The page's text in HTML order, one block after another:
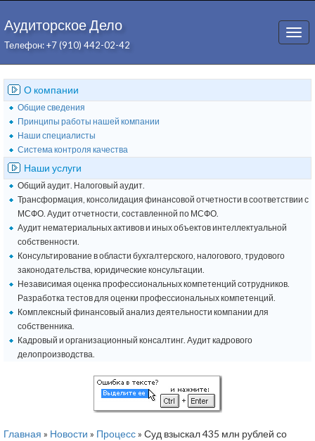
Аудиторское Дело
Телефон: +7 (910) 442-02-42
О компании
Общие сведения
Принципы работы нашей компании
Наши специалисты
Система контроля качества
Наши услуги
Общий аудит. Налоговый аудит.
Трансформация, консолидация финансовой отчетности в соответствии с
МСФО. Аудит отчетности, составленной по МСФО.
Аудит нематериальных активов и иных объектов интеллектуальной
собственности.
Консультирование в области бухгалтерского, налогового, трудового
законодательства, юридические консультации.
Независимая оценка профессиональных компетенций сотрудников.
Разработка тестов для оценки профессиональных компетенций.
Комплексный финансовый анализ деятельности компании для
собственника.
Кадровый и организационный консалтинг. Аудит кадрового
делопроизводства.
Главная » Новости » Процесс» Суд взыскал 435 млн рублей со